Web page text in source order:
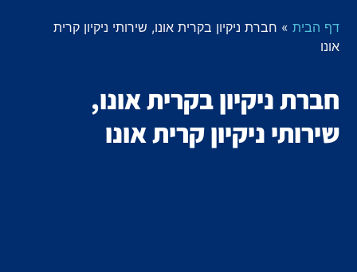
דף הבית » חברת ניקיון בקרית אונו, שירותי ניקיון קרית
אונו
חברת ניקיון בקרית אונו,
שירותי ניקיון קרית אונו